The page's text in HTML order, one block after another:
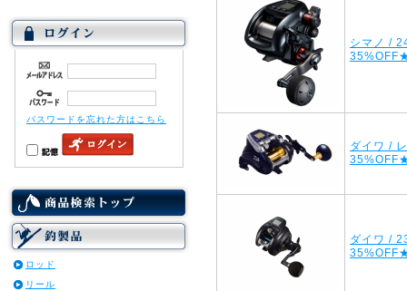
パスワードを忘れた方はこちら
ロッド
リール
シマノ /
ダイワ /
ダイワ /